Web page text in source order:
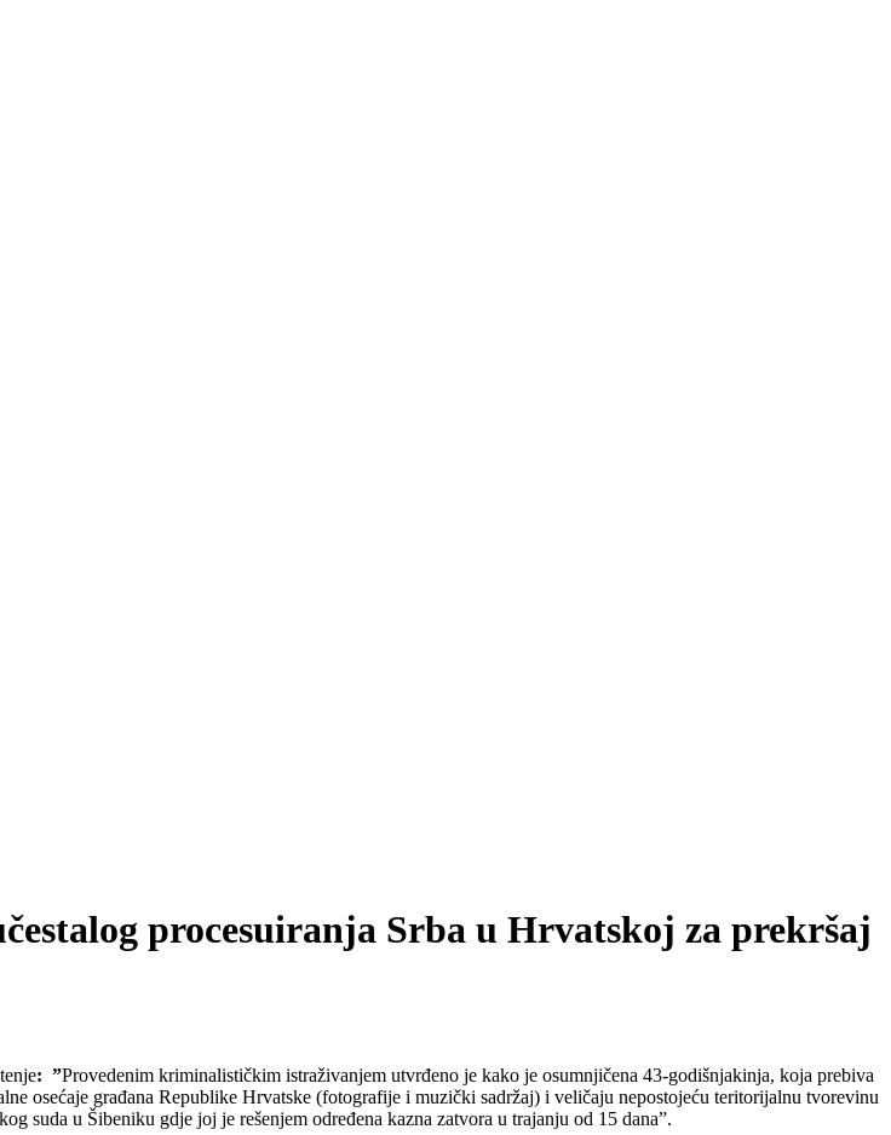
procesuiranja Srba u Hrvatskoj za prekršaj
: ”Provedenim kriminalističkim istraživanjem utvrđeno je kako je osumnjičena 43-godišnjakinja, koja prebiva
osećaje građana Republike Hrvatske (fotografije i muzički sadržaj) i veličaju nepostojeću teritorijalnu tvorevinu
suda u Šibeniku gdje joj je rešenjem određena kazna zatvora u trajanju od 15 dana”.